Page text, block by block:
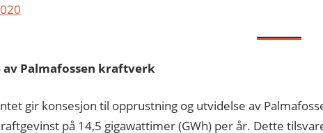
Palmafossen kraftverk
gir konsesjon til opprustning og utvidelse av
på 14,5 gigawattimer (GWh) per år. Dette